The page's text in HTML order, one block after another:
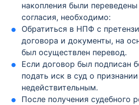
накопления были
согласия, необходимо:
Обратиться в НПФ с
договора и документы, на
был осуществлен перевод.
Если договор был подписан
подать иск в суд о
недействительным.
После получения судебного